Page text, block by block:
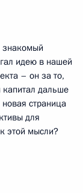
знакомый
идею в нашей
– он за то,
капитал дальше
страница
для
этой мысли?